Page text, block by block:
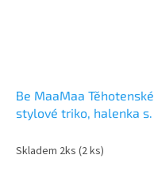
Be MaaMaa Těhotenské
stylové triko, halenka s
Skladem 2ks (2 ks)